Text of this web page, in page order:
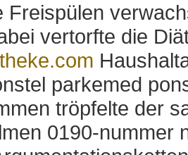
Freispülen
vertorfte die
parkemed
tröpfelte der
0190-nummer